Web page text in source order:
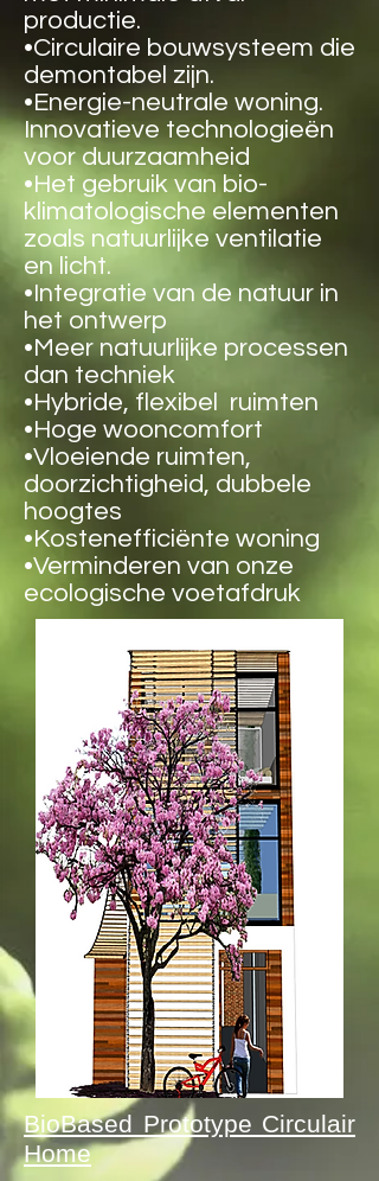
productie.
•Circulaire bouwsysteem die
demontabel zijn.
•Energie-neutrale woning.
Innovatieve technologieën
voor duurzaamheid
•Het gebruik van bio-
klimatologische elementen
zoals natuurlijke ventilatie
en licht.
•Integratie van de natuur in
het ontwerp
•Meer natuurlijke processen
dan techniek
•Hybride, flexibel ruimten
•Hoge wooncomfort
•Vloeiende ruimten,
doorzichtigheid, dubbele
hoogtes
•Kostenefficiënte woning
•Verminderen van onze
ecologische voetafdruk
BioBased Prototype Circulair
Home